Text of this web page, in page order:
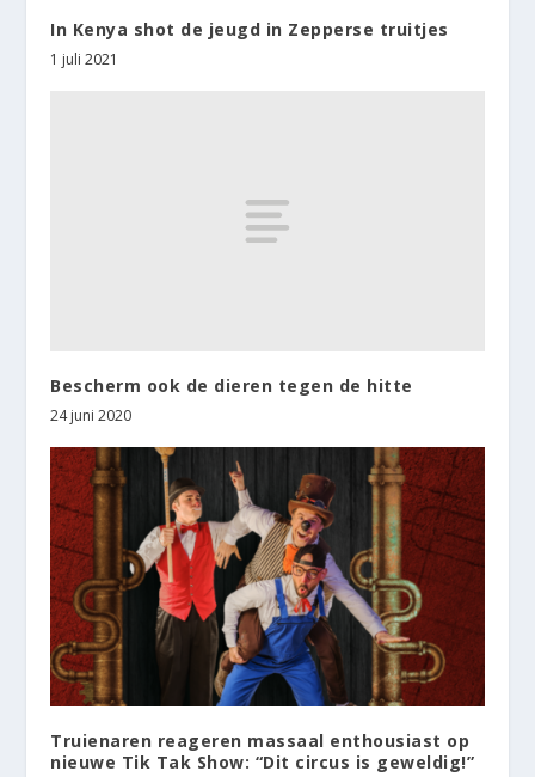
In Kenya shot de jeugd in Zepperse truitjes
1 juli 2021
Bescherm ook de dieren tegen de hitte
24 juni 2020
Truienaren reageren massaal enthousiast op
nieuwe Tik Tak Show: “Dit circus is geweldig!”